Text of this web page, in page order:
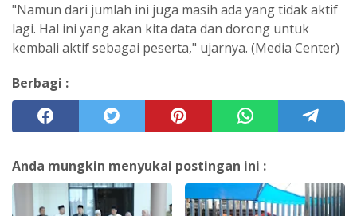
"Namun dari jumlah ini juga masih ada yang tidak aktif
lagi. Hal ini yang akan kita data dan dorong untuk
kembali aktif sebagai peserta," ujarnya. (Media Center)
Berbagi :
Anda mungkin menyukai postingan ini :